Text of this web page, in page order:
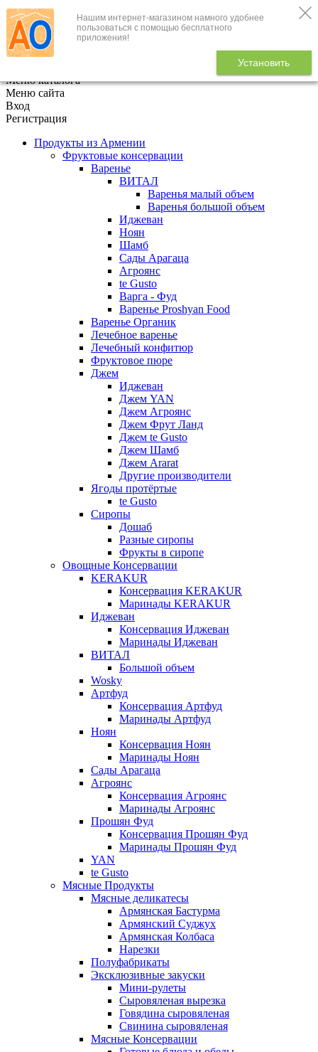
Нашим интернет-магазином намного удобнее
пользоваться с помощью бесплатного
приложения!
Установить
+7 (495) 646-888-1
В корзине
Меню каталога
Меню сайта
Вход
Регистрация
Продукты из Армении
Фруктовые консервации
Варенье
ВИТАЛ
Варенья малый объем
Варенья большой объем
Иджеван
Ноян
Шамб
Сады Арагаца
Агроянс
te Gusto
Варга - Фуд
Варенье Proshyan Food
Варенье Органик
Лечебное варенье
Лечебный конфитюр
Фруктовое пюре
Джем
Иджеван
Джем YAN
Джем Агроянс
Джем Фрут Ланд
Джем te Gusto
Джем Шамб
Джем Ararat
Другие производители
Ягоды протёртые
te Gusto
Сиропы
Дошаб
Разные сиропы
Фрукты в сиропе
Овощные Консервации
KERAKUR
Консервация KERAKUR
Маринады KERAKUR
Иджеван
Консервация Иджеван
Маринады Иджеван
ВИТАЛ
Большой объем
Wosky
Артфуд
Консервация Артфуд
Маринады Артфуд
Ноян
Консервация Ноян
Маринады Ноян
Сады Арагаца
Агроянс
Консервация Агроянс
Маринады Агроянс
Прошян Фуд
Консервация Прошян Фуд
Маринады Прошян Фуд
YAN
te Gusto
Мясные Продукты
Мясные деликатесы
Армянская Бастурма
Армянский Суджух
Армянская Колбаса
Нарезки
Полуфабрикаты
Эксклюзивные закуски
Мини-рулеты
Сыровяленая вырезка
Говядина сыровяленая
Свинина сыровяленая
Мясные Консервации